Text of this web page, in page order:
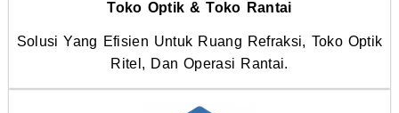
Toko Optik & Toko Rantai
Solusi Yang Efisien Untuk Ruang Refraksi, Toko Optik
Ritel, Dan Operasi Rantai.